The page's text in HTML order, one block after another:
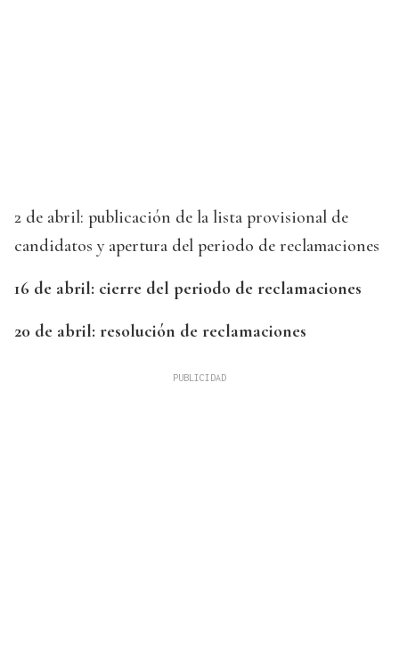
2 de abril: publicación de la lista provisional de
candidatos y apertura del periodo de reclamaciones
16 de abril: cierre del periodo de reclamaciones
20 de abril: resolución de reclamaciones